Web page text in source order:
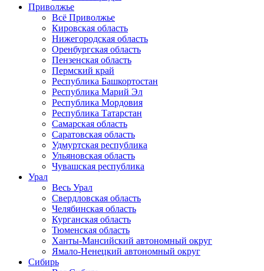
Приволжье
Всё Приволжье
Кировская область
Нижегородская область
Оренбургская область
Пензенская область
Пермский край
Республика Башкортостан
Республика Марий Эл
Республика Мордовия
Республика Татарстан
Самарская область
Саратовская область
Удмуртская республика
Ульяновская область
Чувашская республика
Урал
Весь Урал
Свердловская область
Челябинская область
Курганская область
Тюменская область
Ханты-Мансийский автономный округ
Ямало-Ненецкий автономный округ
Сибирь